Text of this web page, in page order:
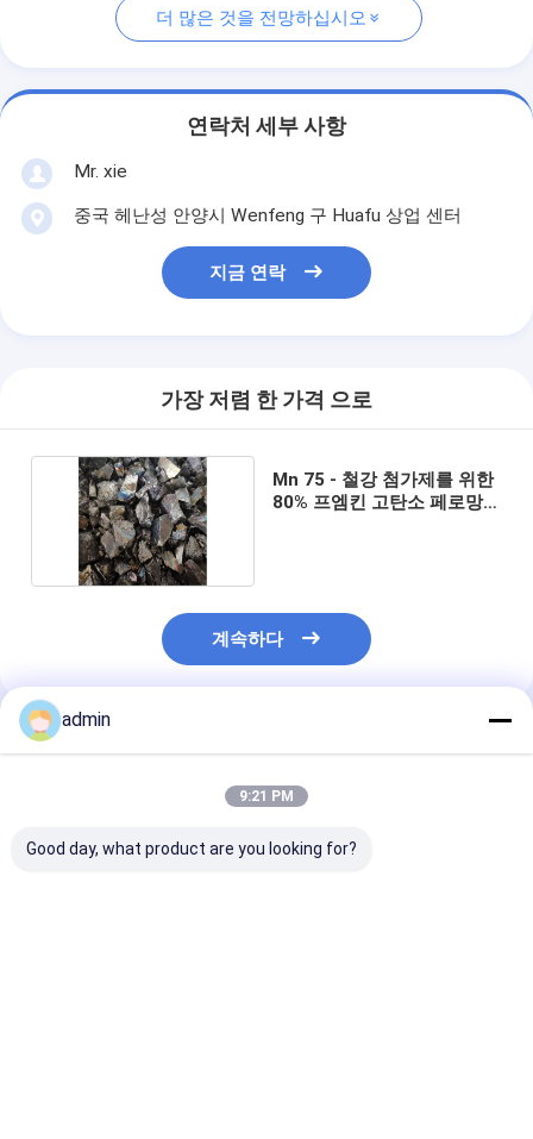
더 많은 것을 전망하십시오
연락처 세부 사항
Mr. xie
중국 헤난성 안양시 Wenfeng 구 Huafu 상업 센터
지금 연락
가장 저렴 한 가격 으로
Mn 75 - 철강 첨가제를 위한
80% 프엠킨 고탄소 페로망간
계속하다
추천된 제품
admin
9:21 PM
Good day, what product are you looking for?